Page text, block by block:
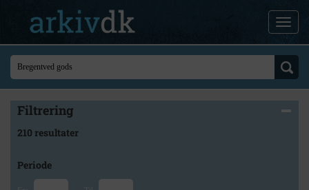
Filtrering
210 resultater
Periode